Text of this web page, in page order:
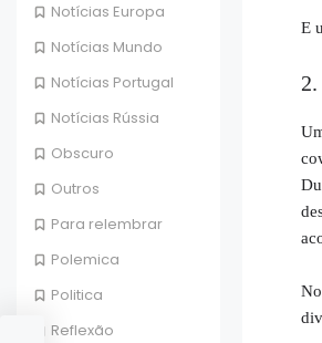
Notícias Europa
Notícias Mundo
Notícias Portugal
Notícias Rússia
Obscuro
Outros
Para relembrar
Polemica
Politica
Reflexão
E